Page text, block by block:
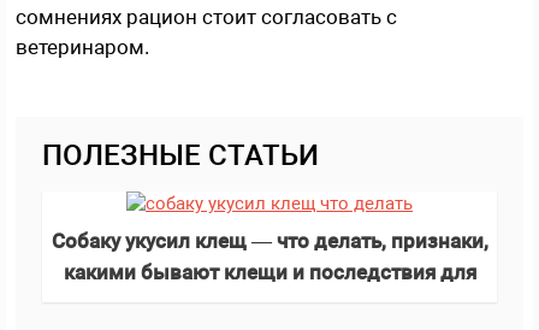
сомнениях рацион стоит согласовать с
ветеринаром.
ПОЛЕЗНЫЕ СТАТЬИ
Собаку укусил клещ — что делать, признаки,
какими бывают клещи и последствия для